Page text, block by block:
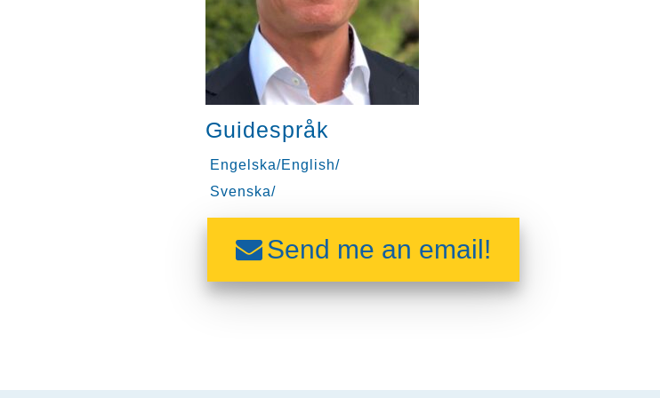
Guidespråk
Engelska/English/
Svenska/
Send me an email!